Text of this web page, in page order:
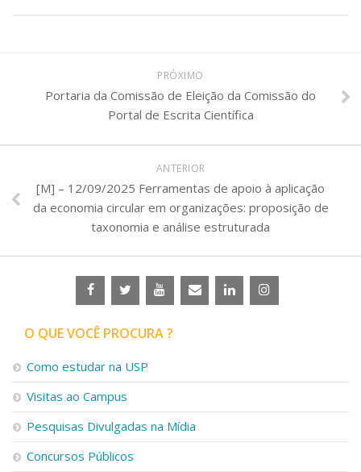
PRÓXIMO
Portaria da Comissão de Eleição da Comissão do
Portal de Escrita Científica
ANTERIOR
[M] – 12/09/2025 Ferramentas de apoio à aplicação
da economia circular em organizações: proposição de
taxonomia e análise estruturada
O QUE VOCÊ PROCURA ?
Como estudar na USP
Visitas ao Campus
Pesquisas Divulgadas na Mídia
Concursos Públicos